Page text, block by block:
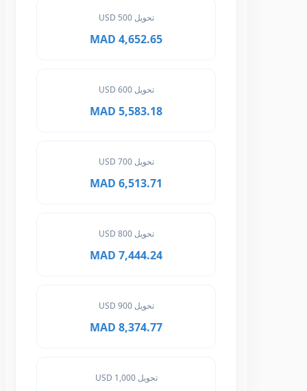
تحويل 500 USD
4,652.65 MAD
تحويل 600 USD
5,583.18 MAD
تحويل 700 USD
6,513.71 MAD
تحويل 800 USD
7,444.24 MAD
تحويل 900 USD
8,374.77 MAD
تحويل 1,000 USD